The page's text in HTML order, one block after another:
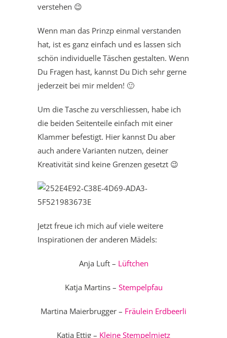
verstehen 😉
Wenn man das Prinzp einmal verstanden
hat, ist es ganz einfach und es lassen sich
schön individuelle Täschen gestalten. Wenn
Du Fragen hast, kannst Du Dich sehr gerne
jederzeit bei mir melden! 🙂
Um die Tasche zu verschliessen, habe ich
die beiden Seitenteile einfach mit einer
Klammer befestigt. Hier kannst Du aber
auch andere Varianten nutzen, deiner
Kreativität sind keine Grenzen gesetzt 😉
Jetzt freue ich mich auf viele weitere
Inspirationen der anderen Mädels:
Anja Luft – Lüftchen
Katja Martins – Stempelpfau
Martina Maierbrugger – Fräulein Erdbeerli
Katja Ettig – Kleine Stempelmietz